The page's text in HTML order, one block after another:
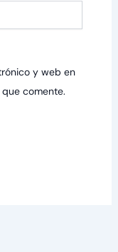
y web en
comente.